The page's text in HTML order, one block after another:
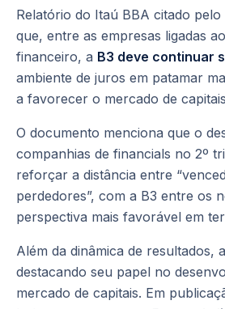
Relatório do Itaú BBA citado pelo
que, entre as empresas ligadas
financeiro, a B3 deve continuar
ambiente de juros em patamar
a favorecer o mercado de
O documento menciona que o
companhias de financials no 2º
reforçar a distância entre
perdedores”, com a B3 entre os
perspectiva mais favorável em
Além da dinâmica de resultados,
destacando seu papel no
mercado de capitais. Em